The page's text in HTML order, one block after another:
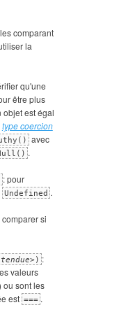
comparant
la
qu'une
être plus
objet est égal
type coercion
avec
.
: pour
Undefined .
si
>) :
valeurs
ou sont les
est === .